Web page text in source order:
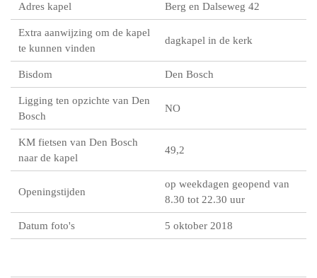
Adres kapel Berg en Dalseweg 42
Extra aanwijzing om de kapel
te kunnen vinden
dagkapel in de kerk
Bisdom Den Bosch
Ligging ten opzichte van Den
Bosch
NO
KM fietsen van Den Bosch
naar de kapel
49,2
Openingstijden
op weekdagen geopend van
8.30 tot 22.30 uur
Datum foto's 5 oktober 2018